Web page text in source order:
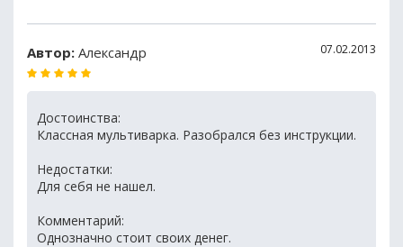
Автор: Александр 07.02.2013
Достоинства:
Классная мультиварка. Разобрался без инструкции.
Недостатки:
Для себя не нашел.
Комментарий:
Однозначно стоит своих денег.